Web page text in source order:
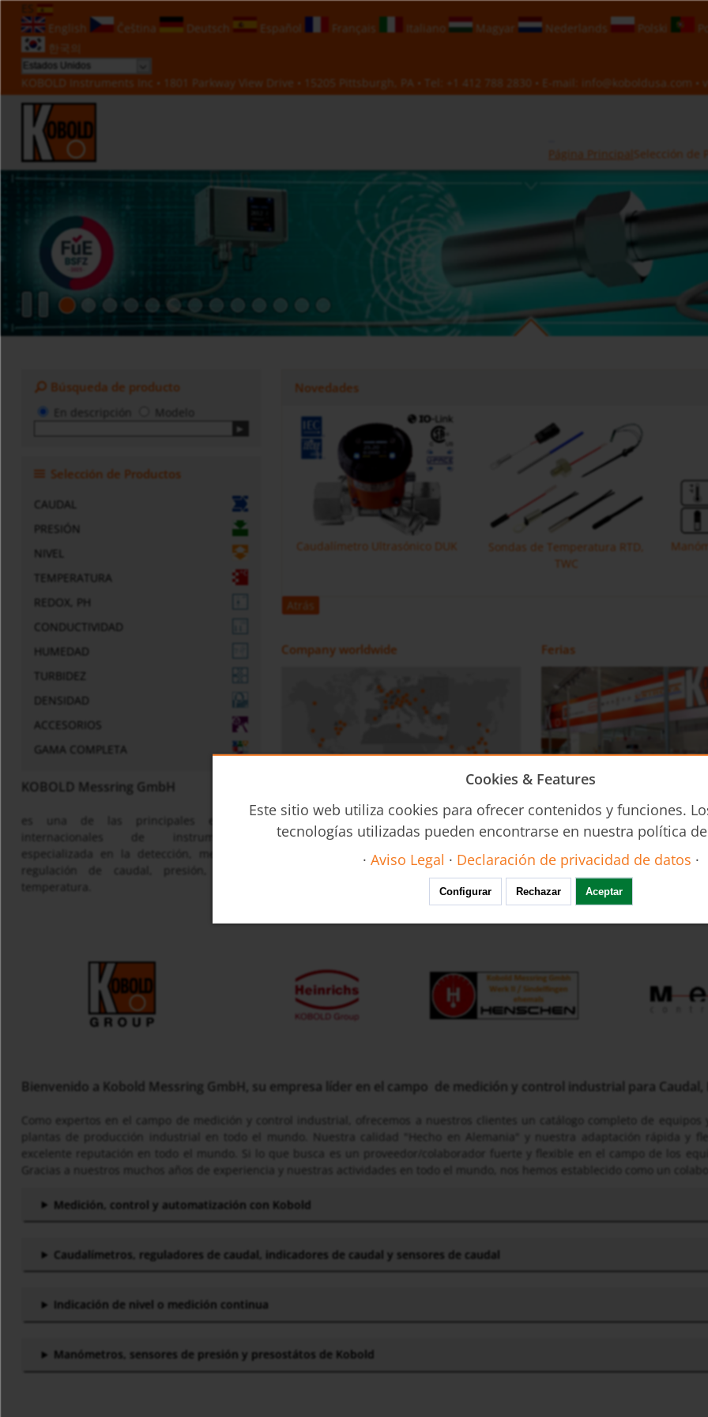
English
Čeština Deutsch Español Français Italiano Magyar Nederlands Polski
한국의
KOBOLD Instruments Inc • 1801 Parkway View Drive • 15205 Pittsburgh, PA • Tel: +1 412 788 2830 • E-mail: info@koboldusa.com •
Página Principal Selección de
Búsqueda de producto
Modelo
Selección de Productos
CAUDAL
PRESIÓN
NIVEL
TEMPERATURA
REDOX, PH
CONDUCTIVIDAD
HUMEDAD
TURBIDEZ
DENSIDAD
ACCESORIOS
GAMA COMPLETA
KOBOLD Messring GmbH
es una de las principales empresas
regulación de caudal, presión, nivel y
Novedades
Caudalímetro Ultrasónico DUK
Sondas de Temperatura RTD,
TWC
Caudalímetro Ultrasónico No
Invasivo DUC Limitadores de Caudal REG
Caudalímetro Másico Térmico
KEC
Atrás
Company worldwide
Mapa
Ferias
Calendario Feria
Bienvenido a Kobold Messring GmbH, su empresa líder en el campo de medición y control industrial para Caudal,
Como expertos en el campo de medición y control industrial, ofrecemos a nuestros clientes un catálogo completo de
plantas de producción industrial en todo el mundo. Nuestra calidad "Hecho en Alemania" y nuestra adaptación rápida y
excelente reputación en todo el mundo. Si lo que busca es un proveedor/colaborador fuerte y flexible en el campo de los
Gracias a nuestros muchos años de experiencia y nuestras actividades en todo el mundo, nos hemos establecido como un
Medición, control y automatización con Kobold
Caudalímetros, reguladores de caudal, indicadores de caudal y sensores de caudal
Indicación de nivel o medición continua
Manómetros, sensores de presión y presostátos de Kobold
Cookies & Features
Este sitio web utiliza cookies para ofrecer contenidos y funciones.
tecnologías utilizadas pueden encontrarse en nuestra política
· Aviso Legal · Declaración de privacidad de datos ·
Configurar Rechazar Aceptar